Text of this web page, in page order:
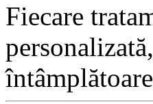
Fiecare